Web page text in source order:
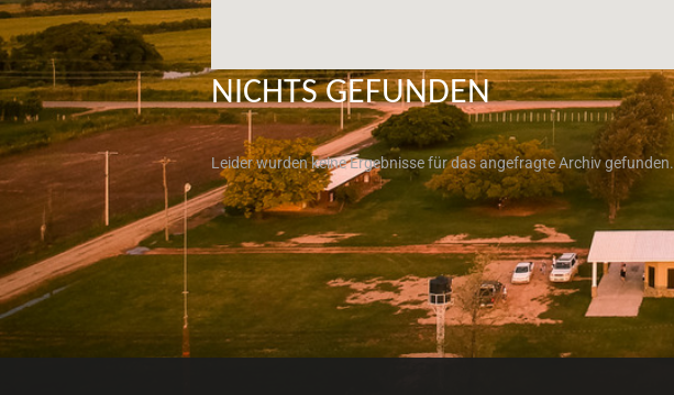
NICHTS GEFUNDEN
Leider wurden keine Ergebnisse für das angefragte Archiv gefunden.